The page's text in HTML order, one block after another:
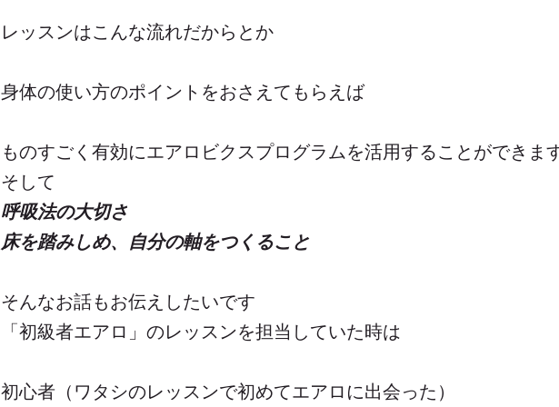
レッスンはこんな流れだからとか
身体の使い方のポイントをおさえてもらえば
ものすごく有効にエアロビクスプログラムを活用することができま
そして
呼吸法の大切さ
床を踏みしめ、自分の軸をつくること
そんなお話もお伝えしたいです
「初級者エアロ」のレッスンを担当していた時は
初心者（ワタシのレッスンで初めてエアロに出会った）